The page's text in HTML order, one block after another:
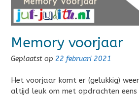
Memory voorjaar
Geplaatst op 22 februari 2021
Het voorjaar komt er (gelukkig)
altijd leuk om met opdrachten eens